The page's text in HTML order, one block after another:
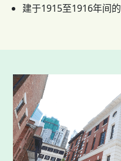
建于1915至1916年间的